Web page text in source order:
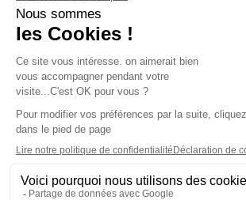
lyoncapitale.fr
olympique-et-lyonnais.com
L'application Iphone / Android
Téléchargez
Les cookies
Gestion des cookies